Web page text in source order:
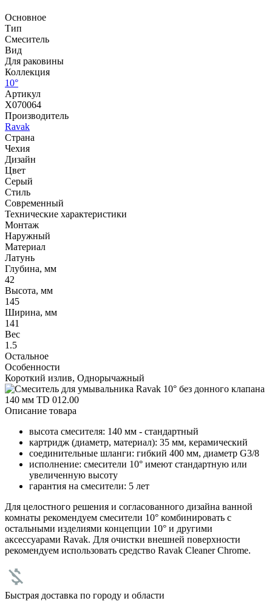
Основное
Тип
Смеситель
Вид
Для раковины
Коллекция
10°
Артикул
X070064
Производитель
Ravak
Страна
Чехия
Дизайн
Цвет
Серый
Стиль
Современный
Технические характеристики
Монтаж
Наружный
Материал
Латунь
Глубина, мм
42
Высота, мм
145
Ширина, мм
141
Вес
1.5
Остальное
Особенности
Короткий излив, Однорычажный
Описание товара
высота смесителя: 140 мм - стандартный
картридж (диаметр, материал): 35 мм, керамический
соединительные шланги: гибкий 400 мм, диаметр G3/8
исполнение: смесители 10° имеют стандартную или
увеличенную высоту
гарантия на смесители: 5 лет
Для целостного решения и согласованного дизайна ванной
комнаты рекомендуем смесители 10° комбинировать с
остальными изделиями концепции 10° и другими
аксессуарами Ravak. Для очистки внешней поверхности
рекомендуем использовать средство Ravak Cleaner Chrome.
Быстрая доставка по городу и области